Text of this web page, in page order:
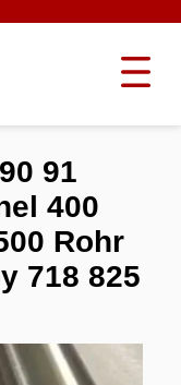
91
400
Rohr
718 825